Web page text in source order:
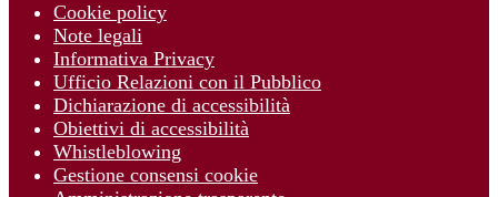
Cookie policy
Note legali
Informativa Privacy
Ufficio Relazioni con il Pubblico
Dichiarazione di accessibilità
Obiettivi di accessibilità
Whistleblowing
Gestione consensi cookie